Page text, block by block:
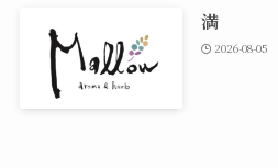
満
2026-08-05